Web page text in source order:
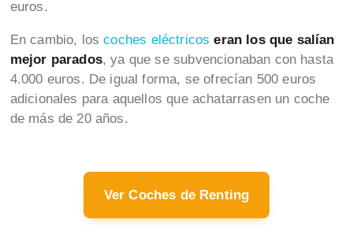
euros.
En cambio, loscoches eléctricos eran los que salían
mejor parados, ya que se subvencionaban con hasta
4.000 euros. De igual forma, se ofrecían 500 euros
adicionales para aquellos que achatarrasen un coche
de más de 20 años.
Ver Coches de Renting